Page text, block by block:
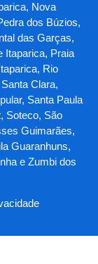
Nova
dos Búzios,
das Garças,
Itaparica, Praia
Rio
Clara,
Santa Paula
Soteco, São
Guimarães,
Guaranhuns,
e Zumbi dos